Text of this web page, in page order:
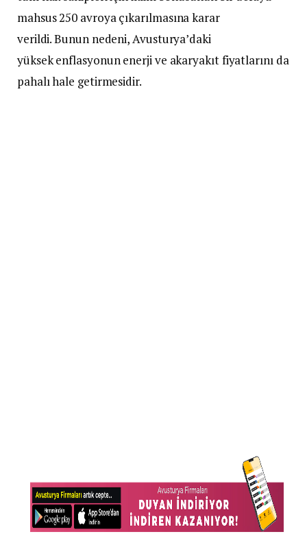
mahsus 250 avroya çıkarılmasına karar
verildi. Bunun nedeni, Avusturya’daki
yüksek enflasyonun enerji ve akaryakıt fiyatlarını da
pahalı hale getirmesidir.